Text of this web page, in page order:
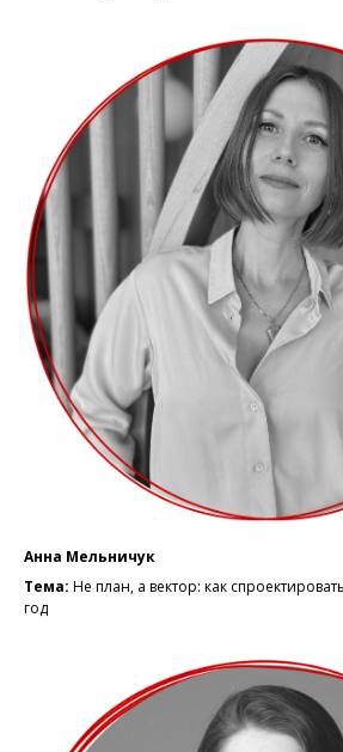
Анна Мельничук
Тема: Не план, а вектор: как
год